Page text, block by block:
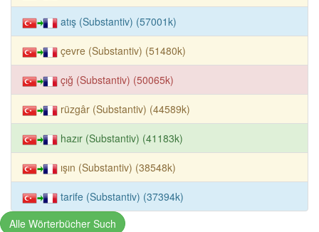
atış (Substantiv) (57001k)
çevre (Substantiv) (51480k)
çığ (Substantiv) (50065k)
rüzgâr (Substantiv) (44589k)
hazır (Substantiv) (41183k)
ışın (Substantiv) (38548k)
tarife (Substantiv) (37394k)
Alle Wörterbücher Such